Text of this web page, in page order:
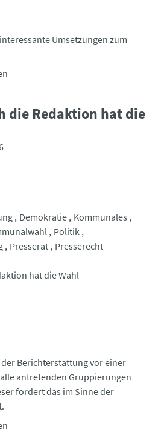
Umsetzungen zum
die Redaktion hat die
Demokratie Kommunales
Politik
Presserat Presserecht
hat die Wahl
Berichterstattung vor einer
antretenden Gruppierungen
fordert das im Sinne der